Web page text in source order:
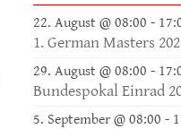
22. August @ 08:00 -
1. German Masters
29. August @ 08:00 -
Bundespokal Einrad
5. September @ 08:00 -